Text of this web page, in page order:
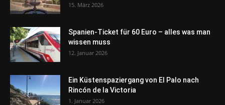
15. März 2026
Spanien-Ticket für 60 Euro – alles was man
wissen muss
12. Januar 2026
Ein Küstenspaziergang von El Palo nach
Rincón de la Victoria
1. Januar 2026